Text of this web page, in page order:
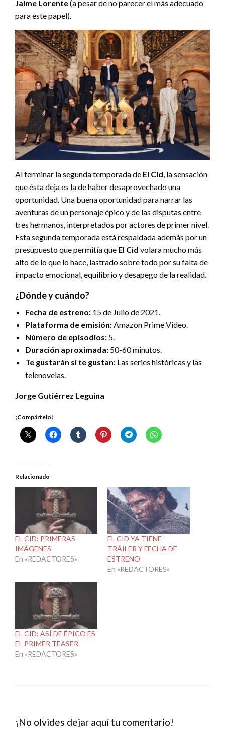
Jaime Lorente(a pesar de no parecer el más adecuado
para este papel).
Al terminar la segunda temporada de El Cid, la sensación
que ésta deja es la de haber desaprovechado una
oportunidad. Una buena oportunidad para narrar las
aventuras de un personaje épico y de las disputas entre
tres hermanos, interpretados por actores de primer nivel.
Esta segunda temporada está respaldada además por un
presupuesto que permitía que El Cid volara mucho más
alto de lo que lo hace, lastrado sobre todo por su falta de
impacto emocional, equilibrio y desapego de la realidad.
¿Dónde y cuándo?
Fecha de estreno: 15 de Julio de 2021.
Plataforma de emisión:Amazon Prime Video.
Número de episodios: 5.
Duración aproximada: 50-60 minutos.
Te gustarán si te gustan: Las series históricas y las
telenovelas.
Jorge Gutiérrez Leguina
¡Compártelo!
Relacionado
EL CID: PRIMERAS
IMÁGENES
En «REDACTORES»
EL CID YA TIENE
TRÁILER Y FECHA DE
ESTRENO
En «REDACTORES»
EL CID: ASÍ DE ÉPICO ES
EL PRIMER TEASER
En «REDACTORES»
¡No olvides dejar aquí tu comentario!